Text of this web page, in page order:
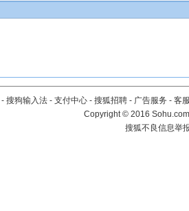
- 搜狗输入法 - 支付中心 - 搜狐招聘 - 广告服务 - 客
Copyright©2016
搜狐不良信息举